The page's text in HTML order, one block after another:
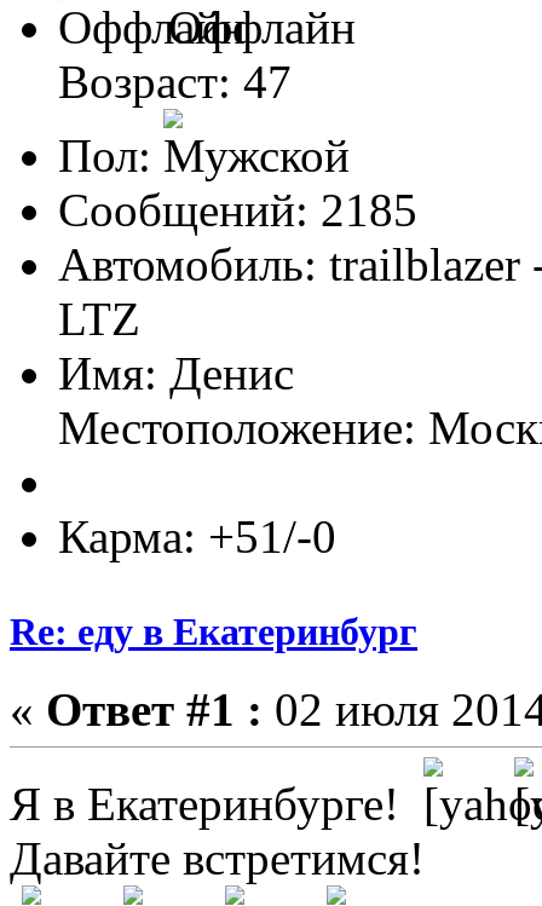
Оффлайн
Возраст: 47
Пол:
Сообщений: 2185
Автомобиль:
LTZ
Имя: Денис
Местоположение:
Карма: +51/-0
Re: еду в Екатеринбург
« Ответ #1 : 02 июля
Я в Екатеринбурге!
Давайте встретимся!